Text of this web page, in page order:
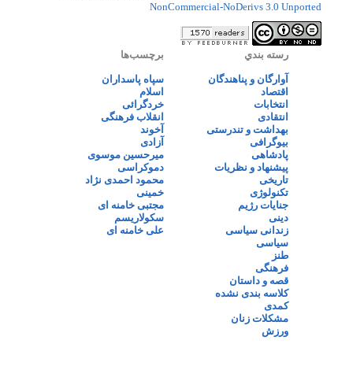
NonCommercial-NoDerivs 3.0 Unported
رسته بندي
آوارگان و پناهندگان
اقتصاد
انتخابات
انتقادی
بهداشت و تندرستی
بیوگرافی
پادشاهی
پیشنهاد و نظریات
تاریخی
تکنولوژی
جنایات رژیم
دینی
زندانی سیاسی
سیاسی
طنز
فرهنگی
قصه و داستان
کلاسه بندی نشده
کمدی
مشکلات زنان
ورزش
برچسب‌ها
سپاه پاسداران
اسلام
خردگرائی
انقلاب فرهنگی
آخوند
آزادی
میرحسین موسوی
دموکراسی
محمود احمدی نژاد
خمینی
مجتبی خامنه ای
سکولاریسم
علی خامنه ای